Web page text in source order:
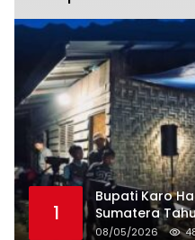
1
Bupati Karo
Sumatera
08/05/2026